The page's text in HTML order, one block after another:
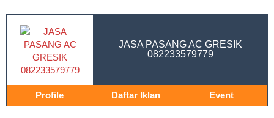
JASA PASANG AC GRESIK
082233579779
Profile Daftar Iklan Event